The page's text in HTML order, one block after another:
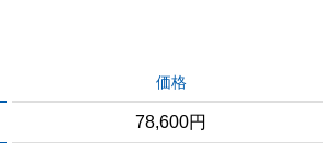
価格
78,600円